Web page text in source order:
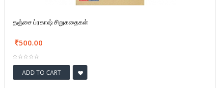
தஞ்சை ப்ரகாஷ் சிறுகதைகள்
500.00
ADD TO CART